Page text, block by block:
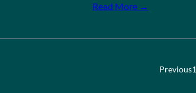
Read More →
Previous1